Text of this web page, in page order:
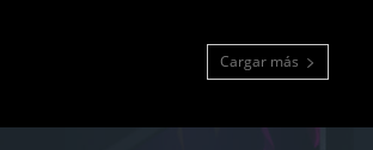
Cargar más